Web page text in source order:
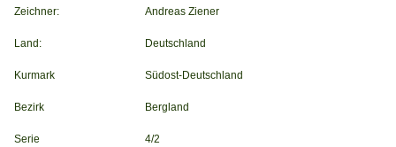
Zeichner: Andreas Ziener
Land: Deutschland
Kurmark Südost-Deutschland
Bezirk Bergland
Serie 4/2